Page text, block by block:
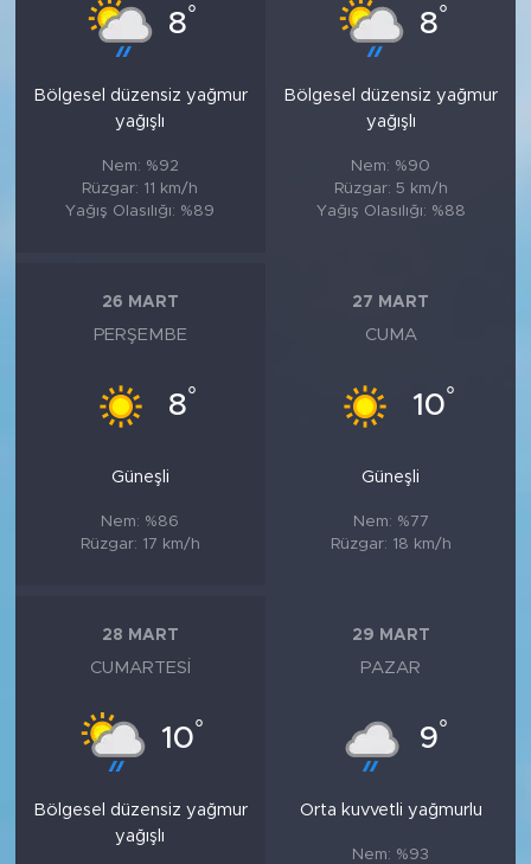
8°
Bölgesel düzensiz yağmur
yağışlı
Nem: %92
Rüzgar: 11 km/h
Yağış Olasılığı: %89
8°
Bölgesel düzensiz yağmur
yağışlı
Nem: %90
Rüzgar: 5 km/h
Yağış Olasılığı: %88
26 MART
PERŞEMBE
8°
Güneşli
Nem: %86
Rüzgar: 17 km/h
27 MART
CUMA
10°
Güneşli
Nem: %77
Rüzgar: 18 km/h
28 MART
CUMARTESI
10°
Bölgesel düzensiz yağmur
yağışlı
29 MART
PAZAR
9°
Orta kuvvetli yağmurlu
Nem: %93